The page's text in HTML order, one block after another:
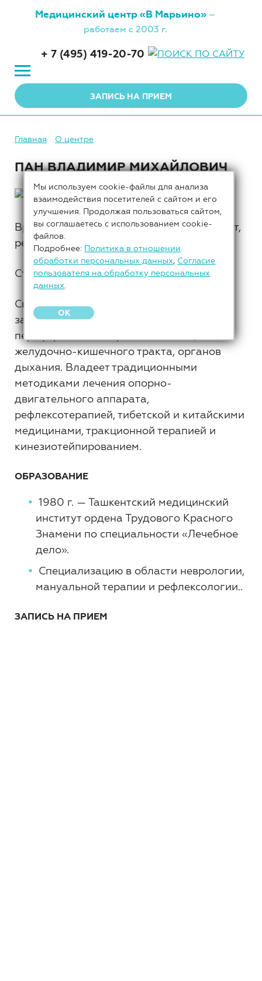
Медицинский центр«В Марьино» –
работаем с 2003 г.
+ 7 (495) 419-20-70
ЗАПИСЬ НА ПРИЕМ
Главная О центре
ПАН ВЛАДИМИР МИХАЙЛОВИЧ
Врач-невропатолог, мануальный терапевт,
рефлексотерапевт.
Стаж работы: 46 лет.
Специалист высокого уровня в сфере
заболеваний центральной и
периферической нервной системы,
желудочно-кишечного тракта, органов
дыхания. Владеет традиционными
методиками лечения опорно-
двигательного аппарата,
рефлексотерапией, тибетской и китайскими
медицинами, тракционной терапией и
кинезиотейпированием.
ОБРАЗОВАНИЕ
1980 г. — Ташкентский медицинский
институт ордена Трудового Красного
Знамени по специальности «Лечебное
дело».
Cпециализацию в области неврологии,
мануальной терапии и рефлексологии..
ЗАПИСЬ НА ПРИЕМ
Мы используем cookie-файлы для анализа
взаимодействия посетителей с сайтом и его
улучшения. Продолжая пользоваться сайтом,
вы соглашаетесь с использованием cookie-
файлов.
Подробнее: Политика в отношении
обработки персональных данных, Согласие
пользователя на обработку персональных
данных
OK